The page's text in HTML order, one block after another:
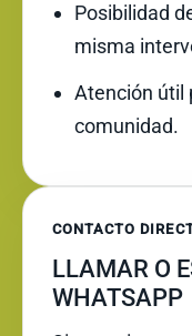
Posibilidad
misma
Atención útil
comunidad.
CONTACTO
LLAMAR O
WHATSAPP